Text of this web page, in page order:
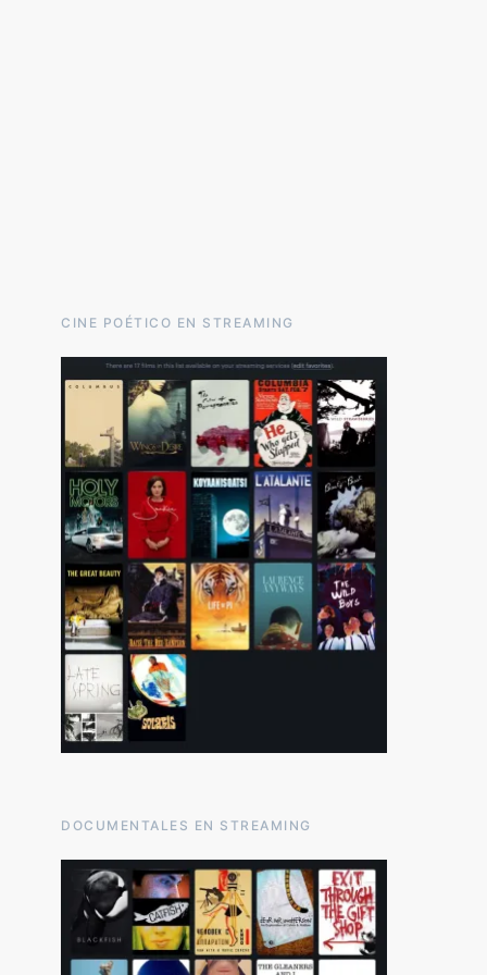
CINE POÉTICO EN STREAMING
DOCUMENTALES EN STREAMING